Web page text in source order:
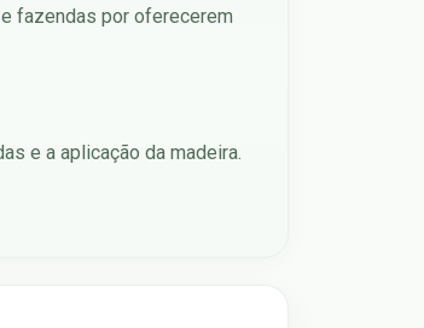
fazendas por oferecerem
e a aplicação da madeira.